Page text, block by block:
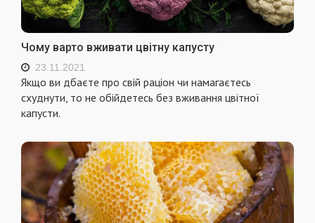
Чому варто вживати цвітну капусту
23.11.2021
Якщо ви дбаєте про свій раціон чи намагаєтесь
схуднути, то не обійдетесь без вживання цвітної
капусти.